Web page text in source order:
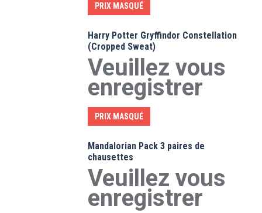
PRIX MASQUÉ
Harry Potter Gryffindor Constellation
(Cropped Sweat)
Veuillez vous
enregistrer
PRIX MASQUÉ
Mandalorian Pack 3 paires de
chausettes
Veuillez vous
enregistrer